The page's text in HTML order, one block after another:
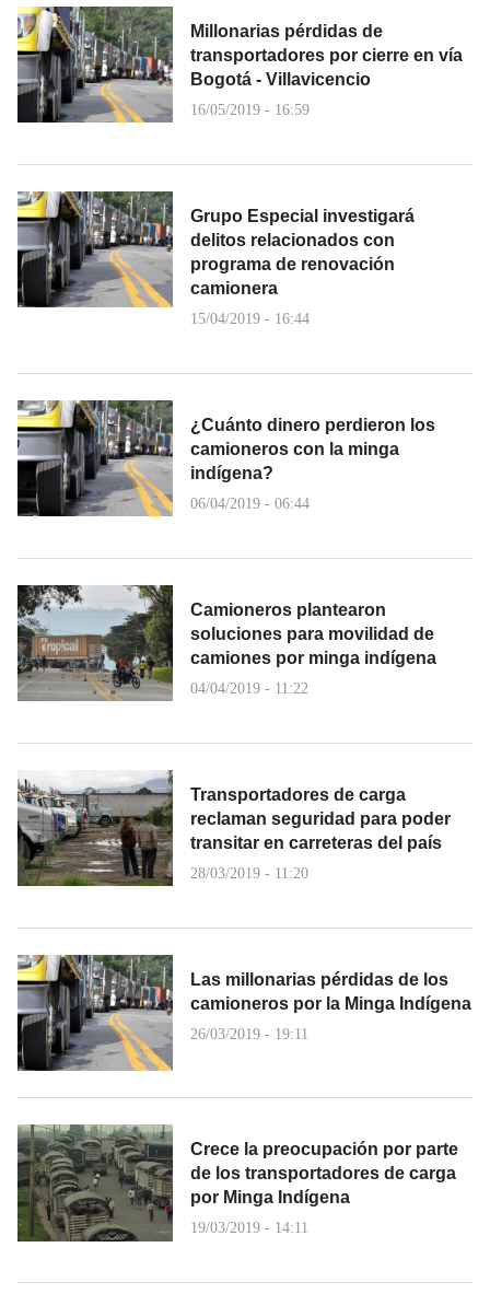
Millonarias pérdidas de
transportadores por cierre en vía
Bogotá - Villavicencio
16/05/2019 - 16:59
Grupo Especial investigará
delitos relacionados con
programa de renovación
camionera
15/04/2019 - 16:44
¿Cuánto dinero perdieron los
camioneros con la minga
indígena?
06/04/2019 - 06:44
Camioneros plantearon
soluciones para movilidad de
camiones por minga indígena
04/04/2019 - 11:22
Transportadores de carga
reclaman seguridad para poder
transitar en carreteras del país
28/03/2019 - 11:20
Las millonarias pérdidas de los
camioneros por la Minga Indígena
26/03/2019 - 19:11
Crece la preocupación por parte
de los transportadores de carga
por Minga Indígena
19/03/2019 - 14:11